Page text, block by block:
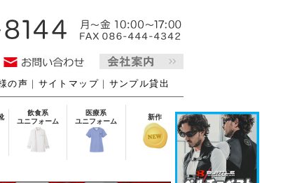
の声 ｜ サイトマップ ｜ サンプル貸出
飲食系
ユニフォーム
医療系
ユニフォーム
新作